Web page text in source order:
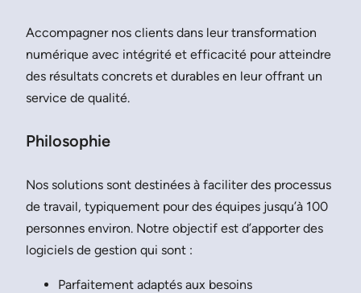
Accompagner nos clients dans leur transformation
numérique avec intégrité et efficacité pour atteindre
des résultats concrets et durables en leur offrant un
service de qualité.
Philosophie
Nos solutions sont destinées à faciliter des processus
de travail, typiquement pour des équipes jusqu’à 100
personnes environ. Notre objectif est d’apporter des
logiciels de gestion qui sont :
Parfaitement adaptés aux besoins